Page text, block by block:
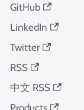
GitHub
LinkedIn
Twitter
RSS
中文 RSS
Products